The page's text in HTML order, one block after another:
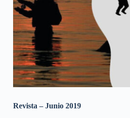
Revista – Junio 2019